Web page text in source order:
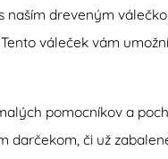
naším dreveným
váleček vám
pomocníkov a
darčekom, či už